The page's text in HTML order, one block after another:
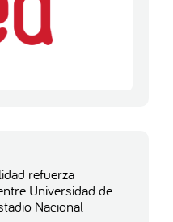
refuerza
Universidad de
Nacional